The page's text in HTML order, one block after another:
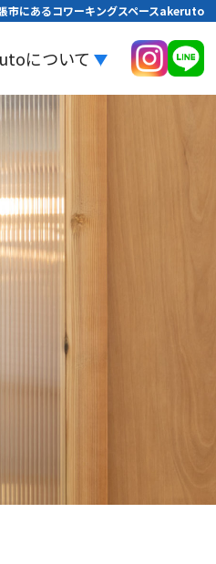
市にあるコワーキングスペースakeruto
について